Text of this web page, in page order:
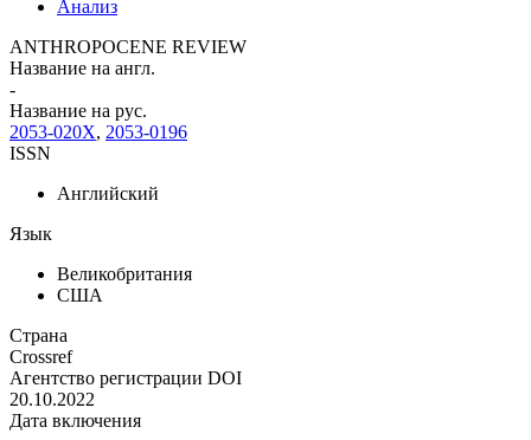
Анализ
ANTHROPOCENE REVIEW
Название на англ.
-
Название на рус.
2053-020X, 2053-0196
ISSN
Английский
Язык
Великобритания
США
Страна
Crossref
Агентство регистрации DOI
20.10.2022
Дата включения